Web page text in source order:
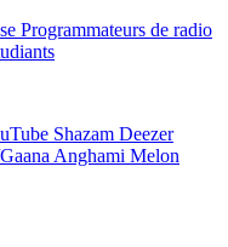
Programmateurs de radio
Shazam Deezer
Anghami Melon